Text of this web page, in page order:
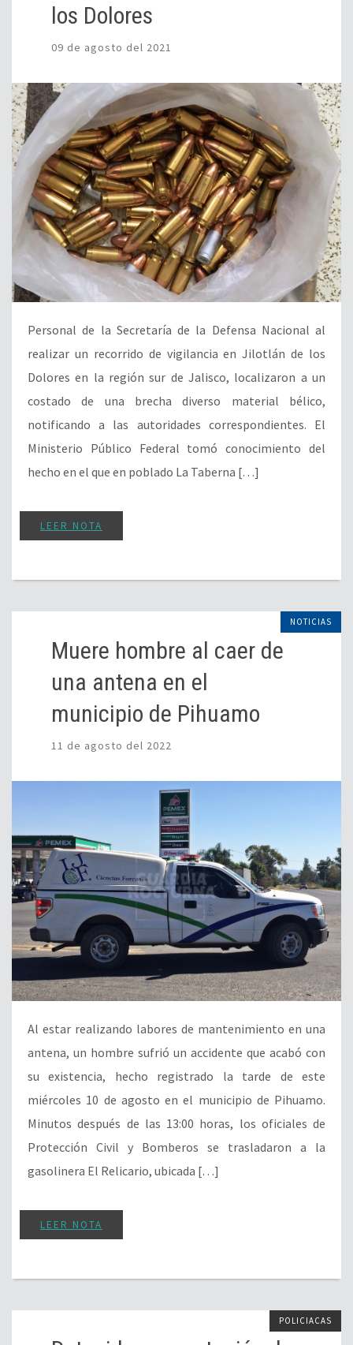
los Dolores
09 de agosto del 2021
Personal de la Secretaría de la Defensa Nacional al
realizar un recorrido de vigilancia en Jilotlán de los
Dolores en la región sur de Jalisco, localizaron a un
costado de una brecha diverso material bélico,
notificando a las autoridades correspondientes. El
Ministerio Público Federal tomó conocimiento del
hecho en el que en poblado La Taberna […]
LEER NOTA
NOTICIAS
Muere hombre al caer de
una antena en el
municipio de Pihuamo
11 de agosto del 2022
Al estar realizando labores de mantenimiento en una
antena, un hombre sufrió un accidente que acabó con
su existencia, hecho registrado la tarde de este
miércoles 10 de agosto en el municipio de Pihuamo.
Minutos después de las 13:00 horas, los oficiales de
Protección Civil y Bomberos se trasladaron a la
gasolinera El Relicario, ubicada […]
LEER NOTA
POLICIACAS